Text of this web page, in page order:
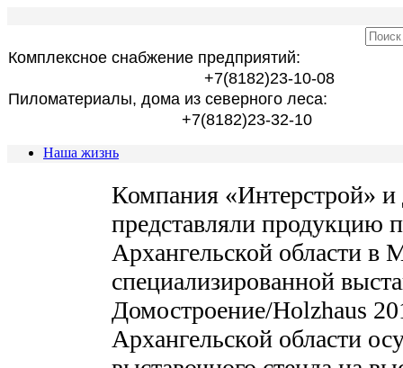
Комплексное снабжение предприятий:
+7(8182)23-10-08
Пиломатериалы, дома из северного леса:
+7(8182)23-32-10
Наша жизнь
Компания «Интерстрой» и
представляли продукцию
Архангельской области в
специализированной
Домостроение/Holzhaus
Архангельской области